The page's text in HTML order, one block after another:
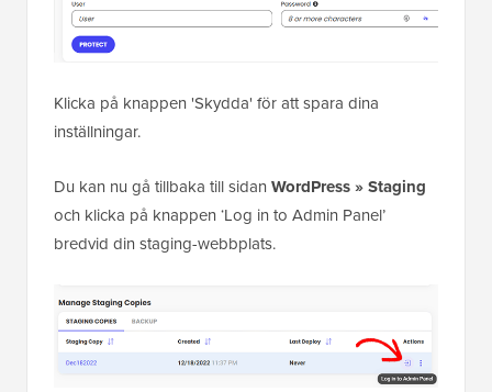
Klicka på knappen 'Skydda' för att spara dina
inställningar.
Du kan nu gå tillbaka till sidan WordPress » Staging
och klicka på knappen ‘Log in to Admin Panel’
bredvid din staging-webbplats.